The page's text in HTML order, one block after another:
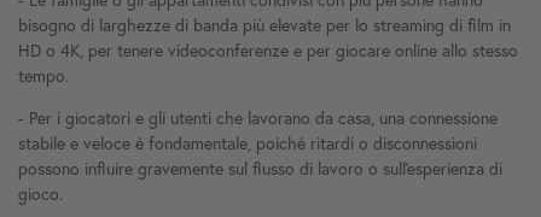
bisogno di larghezze di banda più elevate per lo streaming di film in
HD o 4K, per tenere videoconferenze e per giocare online allo stesso
tempo.
- Per i giocatori e gli utenti che lavorano da casa, una connessione
stabile e veloce è fondamentale, poiché ritardi o disconnessioni
possono influire gravemente sul flusso di lavoro o sull'esperienza di
gioco.